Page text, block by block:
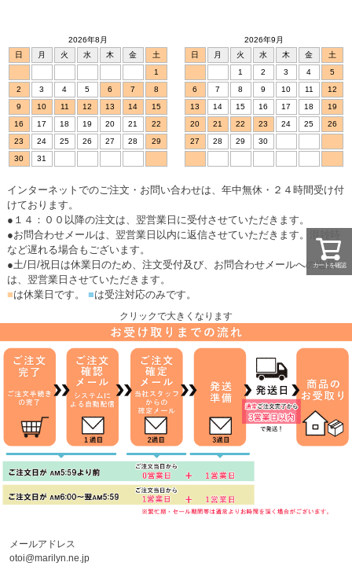
カートを確認
2026年8月
日
月 火 水 木 金
土
1
2
3 4 5 6 7
8
9
10 11 12 13 14
15
16
17 18 19 20 21
22
23
24 25 26 27 28
29
30
31
2026年9月
日
月 火 水 木 金
土
1
2 3 4
5
6
7 8 9 10 11
12
13
14 15 16 17 18
19
20
21 22 23 24 25
26
27
28 29 30
インターネットでのご注文・お問い合わせは、年中無休・２４時間受け付
けております。
●１４：００以降の注文は、翌営業日に受付させていただきます。
●お問合わせメールは、翌営業日以内に返信させていただきます。混雑時
など遅れる場合もございます。
●土/日/祝日は休業日のため、注文受付及び、お問合わせメールへの返信
は、翌営業日させていただきます。
■は休業日です。 ■は受注対応のみです。
クリックで大きくなります
メールアドレス
otoi@marilyn.ne.jp